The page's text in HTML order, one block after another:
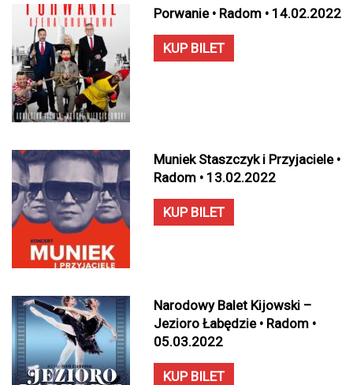
Porwanie • Radom • 14.02.2022
KUP BILET
Muniek Staszczyk i Przyjaciele •
Radom • 13.02.2022
KUP BILET
Narodowy Balet Kijowski –
Jezioro Łabędzie • Radom •
05.03.2022
KUP BILET